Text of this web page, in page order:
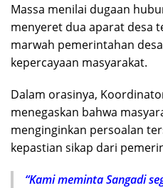
Massa menilai dugaan
menyeret dua aparat desa
marwah pemerintahan
kepercayaan masyarakat.
Dalam orasinya,
menegaskan bahwa
menginginkan persoalan
kepastian sikap dari
“Kami meminta Sangadi